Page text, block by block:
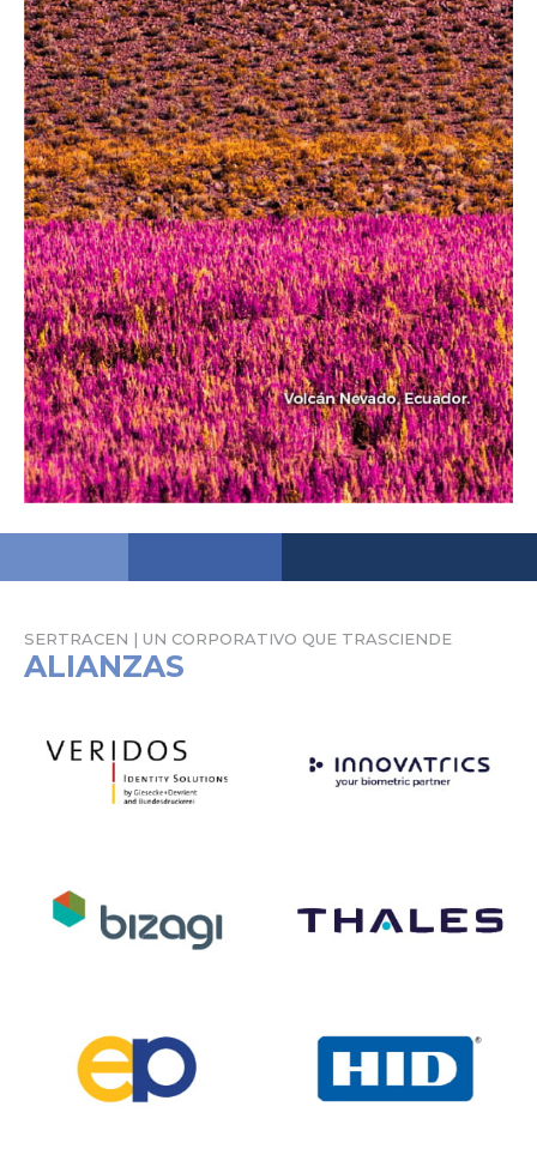
SERTRACEN | UN CORPORATIVO QUE TRASCIENDE
ALIANZAS